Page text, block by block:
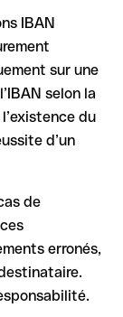
sur les
elle-même
des fonds
rappel sur
si les fonds ont
est plus
chaque IBAN
confirmez-le
doute. Cette
montants
IBAN
sur une
selon la
du
d’un
de
erronés,